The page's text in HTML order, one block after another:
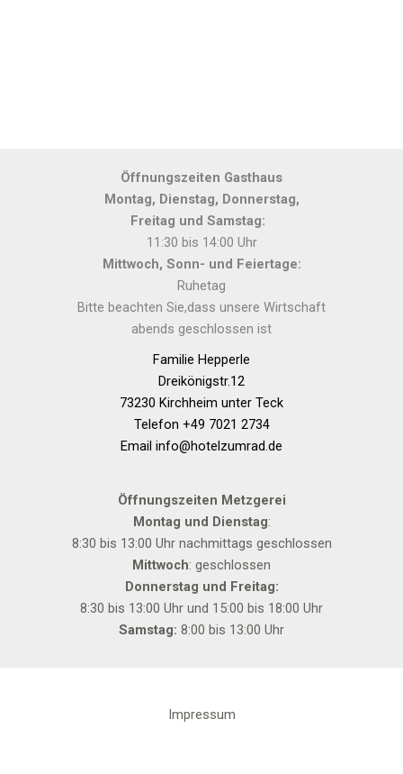
Öffnungszeiten Gasthaus
Montag, Dienstag, Donnerstag,
Freitag und Samstag:
11:30 bis 14:00 Uhr
Mittwoch, Sonn- und Feiertage:
Ruhetag
Bitte beachten Sie,dass unsere Wirtschaft
abends geschlossen ist
Familie Hepperle
Dreikönigstr.12
73230 Kirchheim unter Teck
Telefon +49 7021 2734
Email info@hotelzumrad.de
Öffnungszeiten Metzgerei
Montag und Dienstag:
8:30 bis 13:00 Uhr nachmittags geschlossen
Mittwoch: geschlossen
Donnerstag und Freitag:
8:30 bis 13:00 Uhr und 15:00 bis 18:00 Uhr
Samstag: 8:00 bis 13:00 Uhr
Impressum